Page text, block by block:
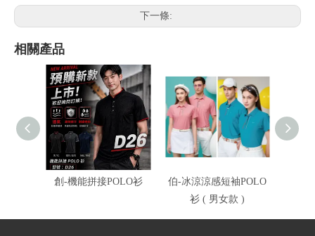
下一條:
相關產品
創-機能拼接POLO衫
伯-冰涼涼感短袖POLO
衫 ( 男女款 )